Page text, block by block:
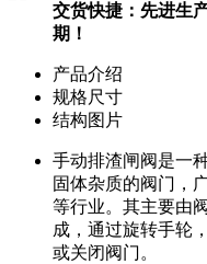
交货快捷： 先进生
期！
产品介绍
规格尺寸
结构图片
手动排渣闸阀‌是一
固体杂质的阀门，
等行业。其主要由
成，通过旋转手轮
或关闭阀门‌。